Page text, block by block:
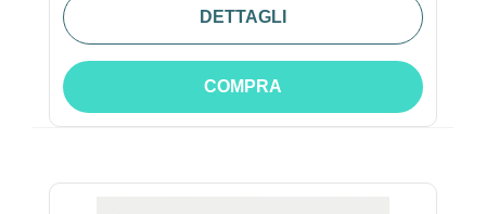
DETTAGLI
COMPRA